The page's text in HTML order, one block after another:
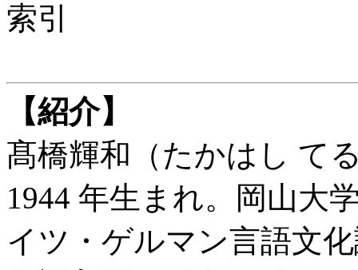
索引
【紹介】
髙橋輝和（たかはし て
1944 年生まれ。岡山大
イツ・ゲルマン言語文